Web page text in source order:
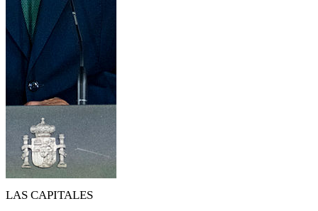
LAS CAPITALES